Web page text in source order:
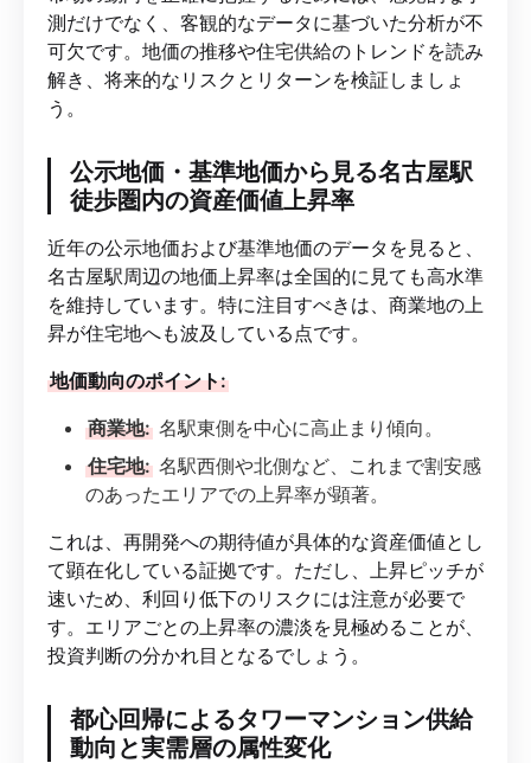
測だけでなく、客観的なデータに基づいた分析が不
可欠です。地価の推移や住宅供給のトレンドを読み
解き、将来的なリスクとリターンを検証しましょ
う。
公示地価・基準地価から見る名古屋駅
徒歩圏内の資産価値上昇率
近年の公示地価および基準地価のデータを見ると、
名古屋駅周辺の地価上昇率は全国的に見ても高水準
を維持しています。特に注目すべきは、商業地の上
昇が住宅地へも波及している点です。
地価動向のポイント:
商業地: 名駅東側を中心に高止まり傾向。
住宅地: 名駅西側や北側など、これまで割安感
のあったエリアでの上昇率が顕著。
これは、再開発への期待値が具体的な資産価値とし
て顕在化している証拠です。ただし、上昇ピッチが
速いため、利回り低下のリスクには注意が必要で
す。エリアごとの上昇率の濃淡を見極めることが、
投資判断の分かれ目となるでしょう。
都心回帰によるタワーマンション供給
動向と実需層の属性変化